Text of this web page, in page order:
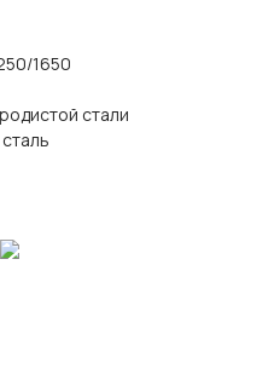
1650
стали